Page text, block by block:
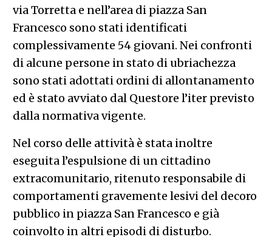
via Torretta e nell’area di piazza San
Francesco sono stati identificati
complessivamente 54 giovani. Nei confronti
di alcune persone in stato di ubriachezza
sono stati adottati ordini di allontanamento
ed è stato avviato dal Questore l’iter previsto
dalla normativa vigente.
Nel corso delle attività è stata inoltre
eseguita l’espulsione di un cittadino
extracomunitario, ritenuto responsabile di
comportamenti gravemente lesivi del decoro
pubblico in piazza San Francesco e già
coinvolto in altri episodi di disturbo.